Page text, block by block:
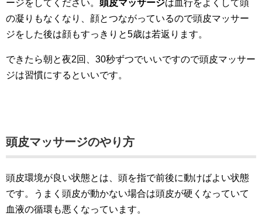
ージをしてください。 頭皮マッサージは血行をよくして頭
の凝りもなくなり、顔とつながっているので頭皮マッサー
ジをした後は顔もすっきりと5歳は若返ります。
できたら朝と夜2回、30秒ずつでいいですので頭皮マッサー
ジは習慣にするといいです。
頭皮マッサージのやり方
頭皮環境が良い状態とは、頭を指で前後に動けばよい状態
です。うまく頭皮が動かない場合は頭皮が硬くなっていて
血液の循環も悪くなっています。